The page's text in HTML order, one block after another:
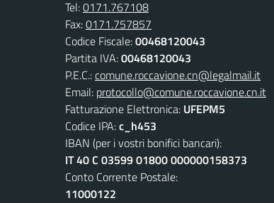
Tel:0171.767108
Fax:0171.757857
Codice Fiscale:00468120043
Partita IVA:00468120043
P.E.C.:comune.roccavione.cn@legalmail.it
Email: protocollo@comune.roccavione.cn.it
Fatturazione Elettronica: UFEPM5
Codice IPA:c_h453
IBAN (per i vostri bonifici bancari):
IT 40 C 03599 01800 000000158373
Conto Corrente Postale:
11000122